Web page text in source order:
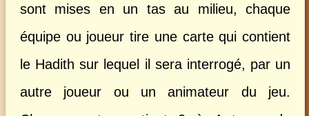
sont mises en un tas au milieu, chaque
équipe ou joueur tire une carte qui contient
le Hadith sur lequel il sera interrogé, par un
autre joueur ou un animateur du jeu.